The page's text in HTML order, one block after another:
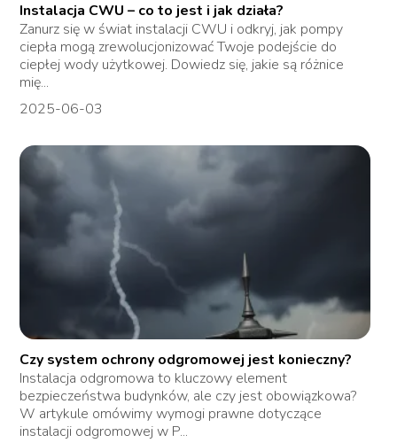
Instalacja CWU – co to jest i jak działa?
Zanurz się w świat instalacji CWU i odkryj, jak pompy
ciepła mogą zrewolucjonizować Twoje podejście do
ciepłej wody użytkowej. Dowiedz się, jakie są różnice
mię...
2025-06-03
Czy system ochrony odgromowej jest konieczny?
Instalacja odgromowa to kluczowy element
bezpieczeństwa budynków, ale czy jest obowiązkowa?
W artykule omówimy wymogi prawne dotyczące
instalacji odgromowej w P...